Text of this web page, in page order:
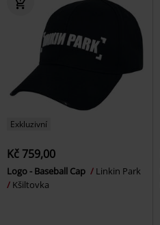
Exkluzivní
Kč 759,00
Logo - Baseball Cap
Linkin Park
Kšiltovka